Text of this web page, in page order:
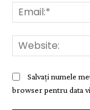
Salvați numele
browser pentru data